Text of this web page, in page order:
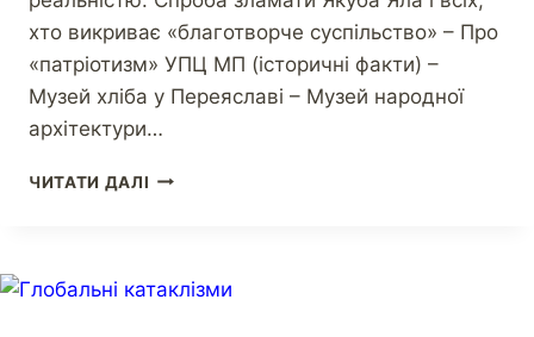
хто викриває «благотворче суспільство» – Про
«патріотизм» УПЦ МП (історичні факти) –
Музей хліба у Переяславі – Музей народної
архітектури…
ЧИТАТИ ДАЛІ